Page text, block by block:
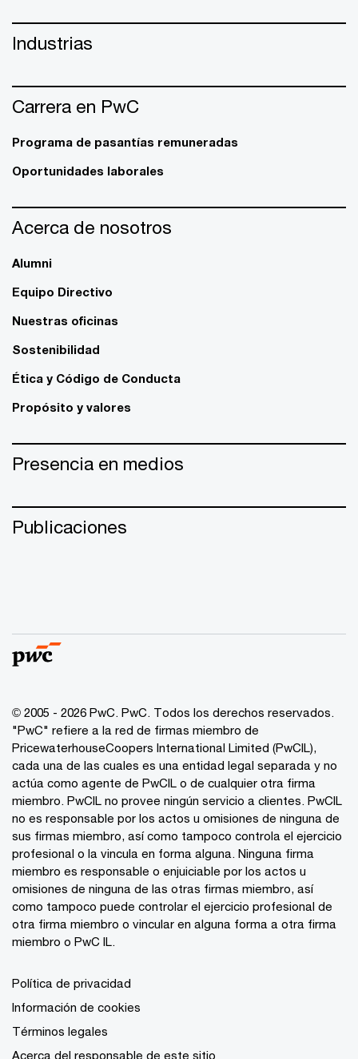
Industrias
Carrera en PwC
Programa de pasantías remuneradas
Oportunidades laborales
Acerca de nosotros
Alumni
Equipo Directivo
Nuestras oficinas
Sostenibilidad
Ética y Código de Conducta
Propósito y valores
Presencia en medios
Publicaciones
© 2005 - 2026 PwC. PwC. Todos los derechos reservados.
"PwC" refiere a la red de firmas miembro de
PricewaterhouseCoopers International Limited (PwCIL),
cada una de las cuales es una entidad legal separada y no
actúa como agente de PwCIL o de cualquier otra firma
miembro. PwCIL no provee ningún servicio a clientes. PwCIL
no es responsable por los actos u omisiones de ninguna de
sus firmas miembro, así como tampoco controla el ejercicio
profesional o la vincula en forma alguna. Ninguna firma
miembro es responsable o enjuiciable por los actos u
omisiones de ninguna de las otras firmas miembro, así
como tampoco puede controlar el ejercicio profesional de
otra firma miembro o vincular en alguna forma a otra firma
miembro o PwC IL.
Política de privacidad
Información de cookies
Términos legales
Acerca del responsable de este sitio